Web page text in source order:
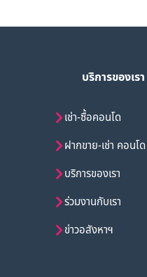
บริการของเรา
เช่า-ซื้อคอนโด
ฝากขาย-เช่า คอนโด
บริการของเรา
ร่วมงานกับเรา
ข่าวอสังหาฯ